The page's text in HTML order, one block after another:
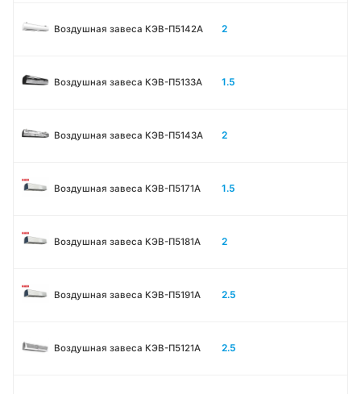
Воздушная завеса КЭВ-П5142А 2
Воздушная завеса КЭВ-П5133A 1.5
Воздушная завеса КЭВ-П5143A 2
Воздушная завеса КЭВ-П5171А 1.5
Воздушная завеса КЭВ-П5181А 2
Воздушная завеса КЭВ-П5191А 2.5
Воздушная завеса КЭВ-П5121А 2.5